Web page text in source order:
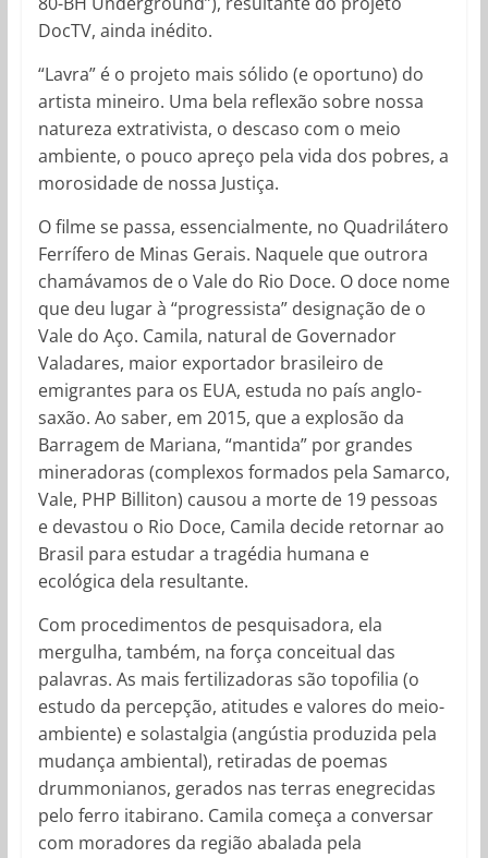
DocTV, ainda inédito.
“Lavra” é o projeto mais sólido (e oportuno) do
artista mineiro. Uma bela reflexão sobre nossa
natureza extrativista, o descaso com o meio
ambiente, o pouco apreço pela vida dos pobres, a
morosidade de nossa Justiça.
O filme se passa, essencialmente, no Quadrilátero
Ferrífero de Minas Gerais. Naquele que outrora
chamávamos de o Vale do Rio Doce. O doce nome
que deu lugar à “progressista” designação de o
Vale do Aço. Camila, natural de Governador
Valadares, maior exportador brasileiro de
emigrantes para os EUA, estuda no país anglo-
saxão. Ao saber, em 2015, que a explosão da
Barragem de Mariana, “mantida” por grandes
mineradoras (complexos formados pela Samarco,
Vale, PHP Billiton) causou a morte de 19 pessoas
e devastou o Rio Doce, Camila decide retornar ao
Brasil para estudar a tragédia humana e
ecológica dela resultante.
Com procedimentos de pesquisadora, ela
mergulha, também, na força conceitual das
palavras. As mais fertilizadoras são topofilia (o
estudo da percepção, atitudes e valores do meio-
ambiente) e solastalgia (angústia produzida pela
mudança ambiental), retiradas de poemas
drummonianos, gerados nas terras enegrecidas
pelo ferro itabirano. Camila começa a conversar
com moradores da região abalada pela